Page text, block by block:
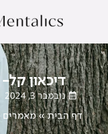
דיכאון
נובמבר 3, 2024
דף הבית»מאמרים